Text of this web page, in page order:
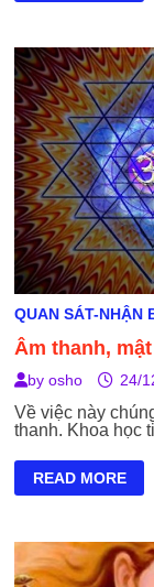
HỌC
CỔ
ĐẠI
QUAN SÁT-NHẬN
Âm thanh,
by osho 24/
Về việc này
thanh. Khoa học
ÂM
THANH,
TƯỢNG,
VIỄN
CẢM
READ MORE